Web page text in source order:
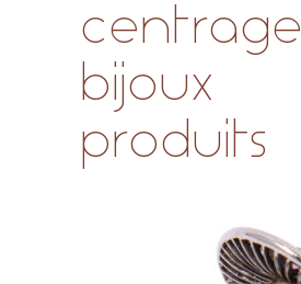
centrage
bijoux
produits